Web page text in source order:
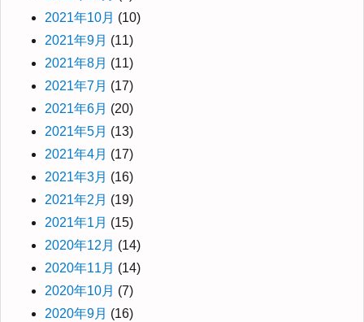
2021年10月 (10)
2021年9月 (11)
2021年8月 (11)
2021年7月 (17)
2021年6月 (20)
2021年5月 (13)
2021年4月 (17)
2021年3月 (16)
2021年2月 (19)
2021年1月 (15)
2020年12月 (14)
2020年11月 (14)
2020年10月 (7)
2020年9月 (16)